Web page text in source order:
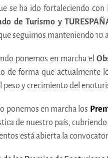
se ha ido fortaleciendo con
de Turismo y
seguimos manteniendo 10
ponemos en marcha el
de forma que actualmente
y crecimiento del
ponemos en marcha los
de nuestro país,
está abierta la